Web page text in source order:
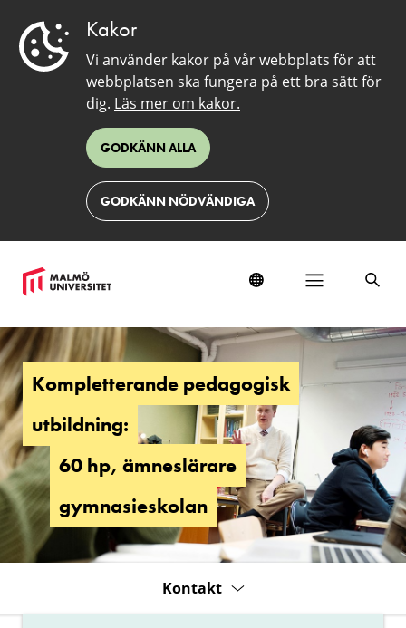
Kakor
Vi använder kakor på vår webbplats för att
webbplatsen ska fungera på ett bra sätt för
dig. Läs mer om kakor.
GODKÄNN ALLA
GODKÄNN NÖDVÄNDIGA
Kompletterande
pedagogisk
utbildning
-
ämneslärare,
60
hp:
gymnasieskolan
Kompletterande pedagogisk
utbildning:
60 hp, ämneslärare
gymnasieskolan
Kontakt